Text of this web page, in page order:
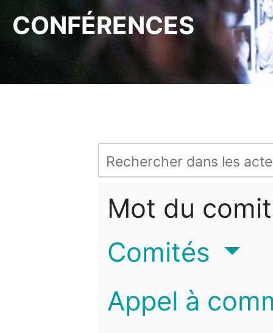
CONFÉRENCES
Mot du
Comités
Appel à